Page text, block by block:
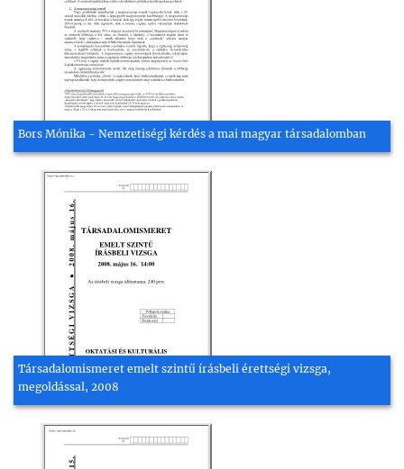
Bors Mónika - Nemzetiségi kérdés a mai magyar társadalomban
Társadalomismeret emelt szintű írásbeli érettségi vizsga,
megoldással, 2008